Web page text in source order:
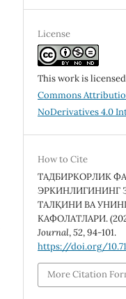
License
This work is
Commons
NoDerivatives 4.0
How to Cite
ТАДБИРКОРЛИК
ЭРКИНЛИГИНИНГ
ТАЛҚИНИ ВА
КАФОЛАТЛАРИ.
Journal,52, 94-101.
https://doi.org/
More Citation